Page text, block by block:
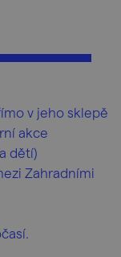
v jeho sklepě
akce
dětí)
Zahradními